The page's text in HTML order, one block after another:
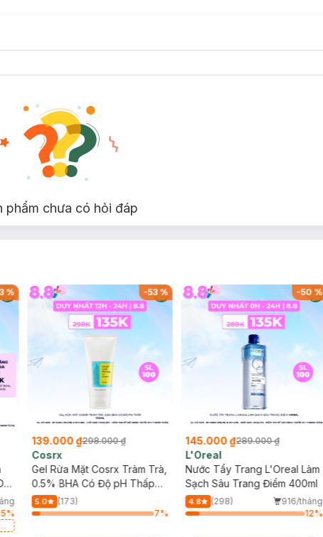
phẩm chưa có hỏi đáp
%
%
-53%
139.000 ₫298.000 ₫
Cosrx
Gel Rửa Mặt Cosrx Tràm Trà,
0.5% BHA Có Độ pH Thấp
150ml
5.0
(173)
7%
-50 %
145.000 ₫289.000 ₫
L'Oreal
Nước Tẩy Trang L'Oreal Làm
Sạch Sâu Trang Điểm 400ml
4.8 (298)
916/tháng
12%